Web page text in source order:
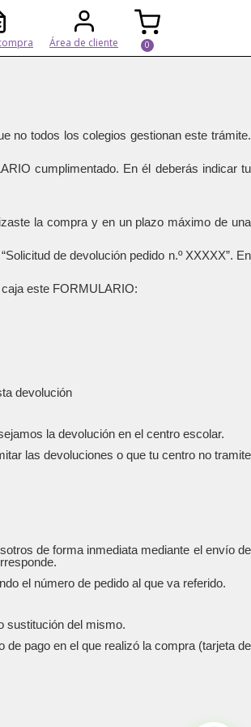
Área de cliente
no todos los colegios gestionan este trámite.
cumplimentado. En él deberás indicar tu
la compra y en un plazo máximo de una
de devolución pedido n.º XXXXX”. En
este FORMULARIO:
devolución
la devolución en el centro escolar.
las devoluciones o que tu centro no tramite
de forma inmediata mediante el envío de
el número de pedido al que va referido.
sustitución del mismo.
pago en el que realizó la compra (tarjeta de